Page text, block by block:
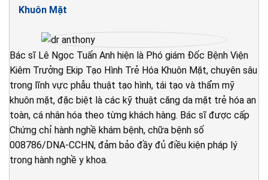
Khuôn Mặt
Bác sĩ Lê Ngọc Tuấn Anh hiện là Phó giám Đốc Bệnh Viện
Kiêm Trưởng Ekip Tạo Hình Trẻ Hóa Khuôn Mặt, chuyên sâu
trong lĩnh vực phẫu thuật tạo hình, tái tạo và thẩm mỹ
khuôn mặt, đặc biệt là các kỹ thuật căng da mặt trẻ hóa an
toàn, cá nhân hóa theo từng khách hàng. Bác sĩ được cấp
Chứng chỉ hành nghề khám bệnh, chữa bệnh số
008786/DNA-CCHN, đảm bảo đầy đủ điều kiện pháp lý
trong hành nghề y khoa.